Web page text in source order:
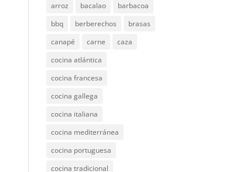
arroz
bacalao
barbacoa
bbq
berberechos
brasas
canapé
carne
caza
cocina atlántica
cocina francesa
cocina gallega
cocina italiana
cocina mediterránea
cocina portuguesa
cocina tradicional